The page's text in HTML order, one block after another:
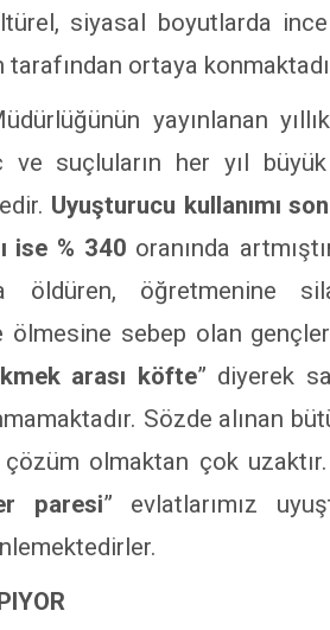
siyasal boyutlarda
tarafından ortaya
yayınlanan
ve suçluların her yıl
Uyuşturucu kullanımı
ise % 340 oranında
öldüren, öğretmenine
ölmesine sebep olan
arası köfte” diyerek
Sözde alınan
olmaktan çok
paresi” evlatlarımız